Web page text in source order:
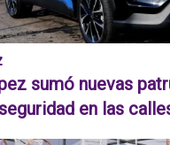
sumó nuevas
en las